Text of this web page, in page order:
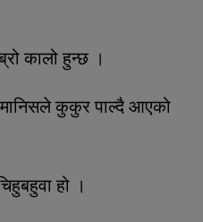
कालो हुन्छ ।
कुकुर पाल्दै आएको
हो ।